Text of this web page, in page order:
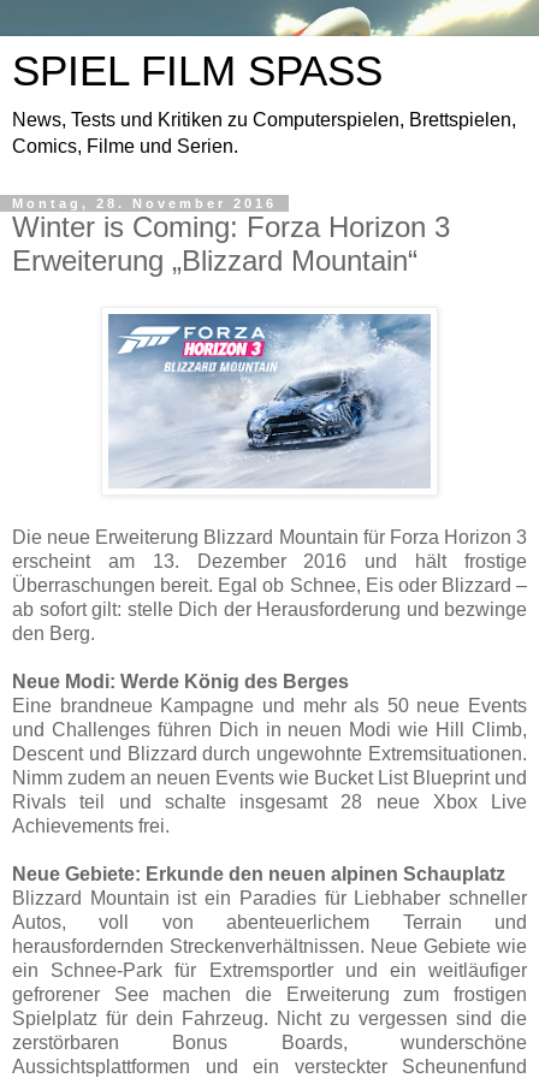
SPIEL FILM SPASS
News, Tests und Kritiken zu Computerspielen, Brettspielen,
Comics, Filme und Serien.
Montag, 28. November 2016
Winter is Coming: Forza Horizon 3
Erweiterung „Blizzard Mountain“
Die neue Erweiterung Blizzard Mountain für Forza Horizon 3
erscheint am 13. Dezember 2016 und hält frostige
Überraschungen bereit. Egal ob Schnee, Eis oder Blizzard –
ab sofort gilt: stelle Dich der Herausforderung und bezwinge
den Berg.
Neue Modi: Werde König des Berges
Eine brandneue Kampagne und mehr als 50 neue Events
und Challenges führen Dich in neuen Modi wie Hill Climb,
Descent und Blizzard durch ungewohnte Extremsituationen.
Nimm zudem an neuen Events wie Bucket List Blueprint und
Rivals teil und schalte insgesamt 28 neue Xbox Live
Achievements frei.
Neue Gebiete: Erkunde den neuen alpinen Schauplatz
Blizzard Mountain ist ein Paradies für Liebhaber schneller
Autos, voll von abenteuerlichem Terrain und
herausfordernden Streckenverhältnissen. Neue Gebiete wie
ein Schnee-Park für Extremsportler und ein weitläufiger
gefrorener See machen die Erweiterung zum frostigen
Spielplatz für dein Fahrzeug. Nicht zu vergessen sind die
zerstörbaren Bonus Boards, wunderschöne
Aussichtsplattformen und ein versteckter Scheunenfund